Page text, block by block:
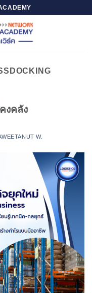
งคลัง
W.